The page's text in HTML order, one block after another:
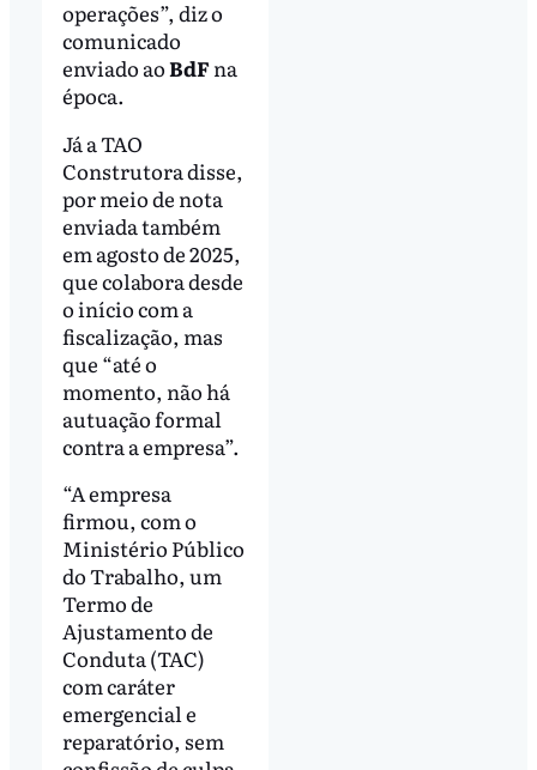
operações”, diz o
comunicado
enviado aoBdFna
época.
Já a TAO
Construtora disse,
por meio de nota
enviada também
em agosto de 2025,
que colabora desde
o início com a
fiscalização, mas
que “até o
momento, não há
autuação formal
contra a empresa”.
“A empresa
firmou, com o
Ministério Público
do Trabalho, um
Termo de
Ajustamento de
Conduta (TAC)
com caráter
emergencial e
reparatório, sem